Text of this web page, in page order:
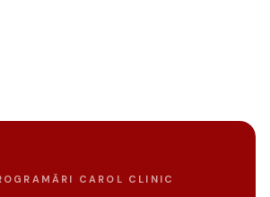
CAROL CLINIC